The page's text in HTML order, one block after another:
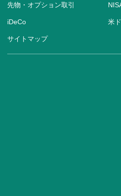
先物・オプション取引
iDeCo 米
サイトマップ